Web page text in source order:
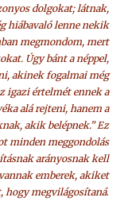
dolgokat; látnak,
hiábavaló lenne nekik
megmondom, mert
Úgy bánt a néppel,
akinek fogalmai még
igazi értelmét ennek a
alá rejteni, hanem a
akik belépnek.” Ez
minden meggondolás
arányosnak kell
emberek, akiket
hogy megvilágosítaná.